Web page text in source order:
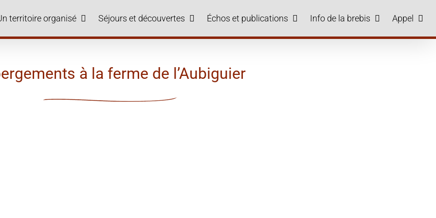
territoire organisé Séjours et découvertes Échos et publications Info de la brebis Appel
à la ferme de l’Aubiguier